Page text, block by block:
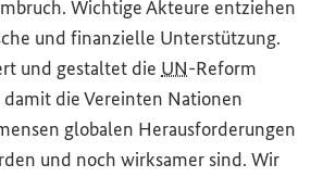
Wichtige Akteure entziehen
und finanzielle Unterstützung.
und gestaltet die UN-Reform
die Vereinten Nationen
globalen Herausforderungen
und noch wirksamer sind. Wir